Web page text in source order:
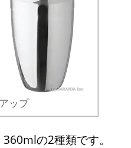
ップ
の2種類です。